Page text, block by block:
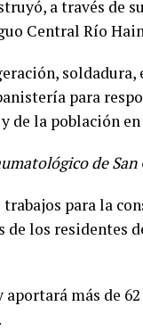
a través de
Central Río
para
de la población
de San
para la
los residentes
más de 62